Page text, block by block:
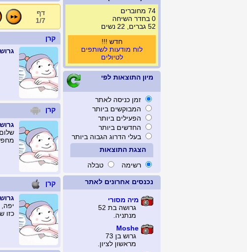
74 מחוברים
0 בחדר השיחה
52 גברים, 22 נשים
חדש !!!
לוח מודעות לשותפים
לטיולים
מיון התוצאות לפי
זמן כניסה לאתר
המבוקשים ביותר
הפעילים ביותר
החדשים ביותר
בעלי הדרוג הגבוה ביותר
הצגת התוצאות
רשימה
טבלה
נכנסים אחרונים לאתר
מיה מסורי
גרושה בת 52
מנתניה.
Moshe
גרוש בן 73
מראשון לציון.
דף
1/7
קרן
גרושה (4+) בת 50
קרן
גרושה (1+) בת 53
קרן
גרושה (2+) בת 55
כזו